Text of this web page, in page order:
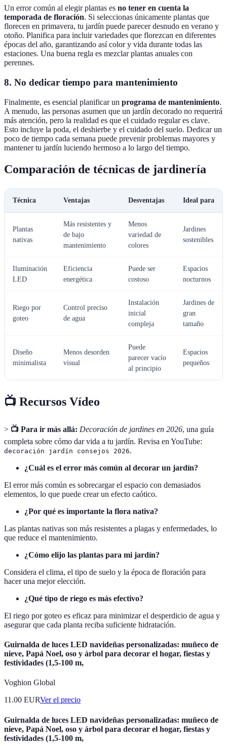
Un error común al elegir plantas es no tener en cuenta la
temporada de floración. Si seleccionas únicamente plantas que
florecen en primavera, tu jardín puede parecer desnudo en verano y
otoño. Planifica para incluir variedades que florezcan en diferentes
épocas del año, garantizando así color y vida durante todas las
estaciones. Una buena regla es mezclar plantas anuales con
perennes.
8. No dedicar tiempo para mantenimiento
Finalmente, es esencial planificar un programa de mantenimiento.
A menudo, las personas asumen que un jardín decorado no requerirá
más atención, pero la realidad es que el cuidado regular es clave.
Esto incluye la poda, el deshierbe y el cuidado del suelo. Dedicar un
poco de tiempo cada semana puede prevenir problemas mayores y
mantener tu jardín luciendo hermoso a lo largo del tiempo.
Comparación de técnicas de jardinería
Técnica Ventajas Desventajas Ideal para
Plantas
nativas
Más resistentes y
de bajo
mantenimiento
Menos
variedad de
colores
Jardines
sostenibles
Iluminación
LED
Eficiencia
energética
Puede ser
costoso
Espacios
nocturnos
Riego por
goteo
Control preciso
de agua
Instalación
inicial
compleja
Jardines de
gran
tamaño
Diseño
minimalista
Menos desorden
visual
Puede
parecer vacío
al principio
Espacios
pequeños
📺 Recursos Vídeo
> 📺 Para ir más allá: Decoración de jardines en 2026, una guía
completa sobre cómo dar vida a tu jardín. Revisa en YouTube:
decoración jardín consejos 2026.
¿Cuál es el error más común al decorar un jardín?
El error más común es sobrecargar el espacio con demasiados
elementos, lo que puede crear un efecto caótico.
¿Por qué es importante la flora nativa?
Las plantas nativas son más resistentes a plagas y enfermedades, lo
que reduce el mantenimiento.
¿Cómo elijo las plantas para mi jardín?
Considera el clima, el tipo de suelo y la época de floración para
hacer una mejor elección.
¿Qué tipo de riego es más efectivo?
El riego por goteo es eficaz para minimizar el desperdicio de agua y
asegurar que cada planta reciba suficiente hidratación.
Guirnalda de luces LED navideñas personalizadas: muñeco de
nieve, Papá Noel, oso y árbol para decorar el hogar, fiestas y
festividades (1,5-100 m,
Voghion Global
11.00 EURVer el precio
Guirnalda de luces LED navideñas personalizadas: muñeco de
nieve, Papá Noel, oso y árbol para decorar el hogar, fiestas y
festividades (1,5-100 m,